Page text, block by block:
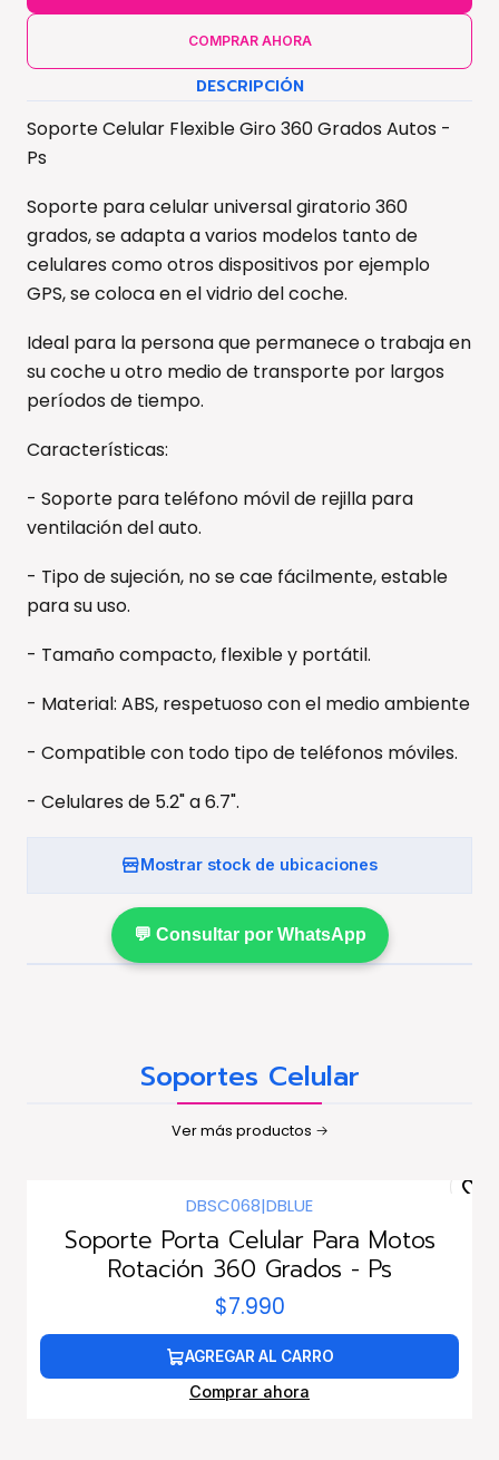
COMPRAR AHORA
DESCRIPCIÓN
Soporte Celular Flexible Giro 360 Grados Autos -
Ps
Soporte para celular universal giratorio 360
grados, se adapta a varios modelos tanto de
celulares como otros dispositivos por ejemplo
GPS, se coloca en el vidrio del coche.
Ideal para la persona que permanece o trabaja en
su coche u otro medio de transporte por largos
períodos de tiempo.
Características:
- Soporte para teléfono móvil de rejilla para
ventilación del auto.
- Tipo de sujeción, no se cae fácilmente, estable
para su uso.
- Tamaño compacto, flexible y portátil.
- Material: ABS, respetuoso con el medio ambiente
- Compatible con todo tipo de teléfonos móviles.
- Celulares de 5.2" a 6.7".
Mostrar stock de ubicaciones
💬 Consultar por WhatsApp
Soportes Celular
Ver más productos
DBSC068|DBLUE
Soporte Porta Celular Para Motos
Rotación 360 Grados - Ps
$7.990
AGREGAR AL CARRO
Comprar ahora